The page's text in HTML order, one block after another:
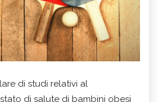
di studi relativi al
di salute di bambini obesi